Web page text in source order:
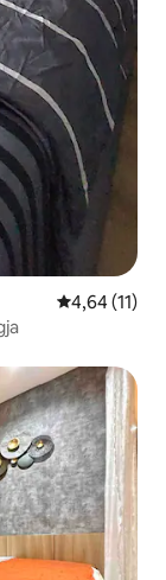
4,64 de uma
4,64 (11)